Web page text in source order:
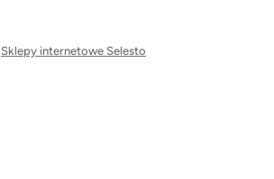
Sklepy internetowe Selesto